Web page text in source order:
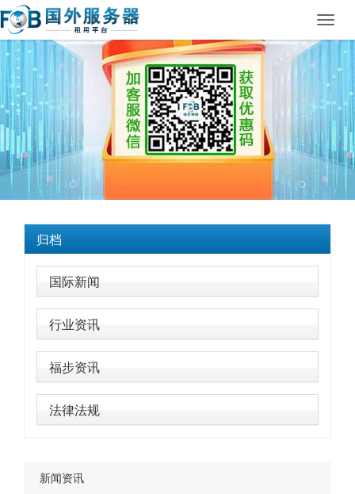
归档
国际新闻
行业资讯
福步资讯
法律法规
新闻资讯